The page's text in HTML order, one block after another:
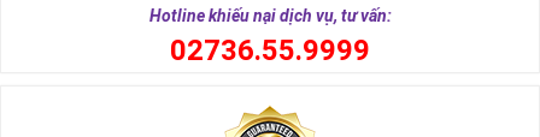
Hotline khiếu nại dịch vụ, tư vấn:
02736.55.9999